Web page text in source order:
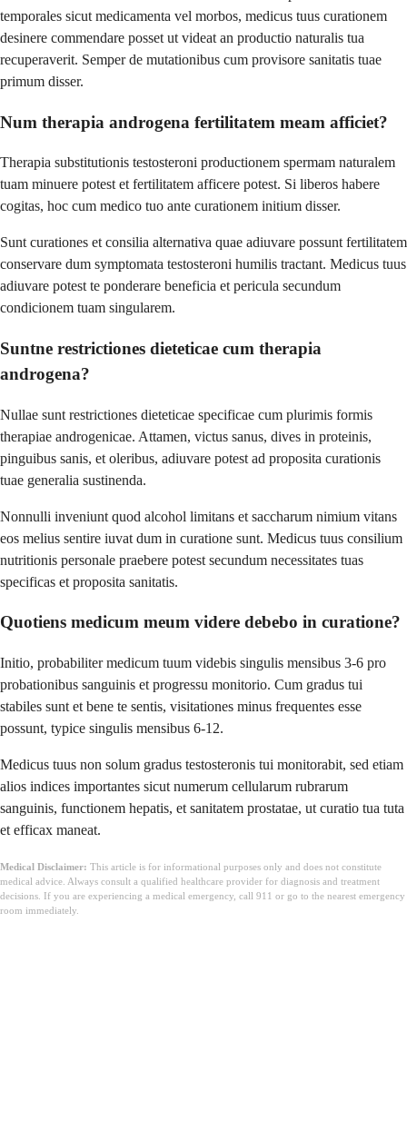
temporales sicut medicamenta vel morbos, medicus tuus curationem
desinere commendare posset ut videat an productio naturalis tua
recuperaverit. Semper de mutationibus cum provisore sanitatis tuae
primum disser.
Num therapia androgena fertilitatem meam afficiet?
Therapia substitutionis testosteroni productionem spermam naturalem
tuam minuere potest et fertilitatem afficere potest. Si liberos habere
cogitas, hoc cum medico tuo ante curationem initium disser.
Sunt curationes et consilia alternativa quae adiuvare possunt fertilitatem
conservare dum symptomata testosteroni humilis tractant. Medicus tuus
adiuvare potest te ponderare beneficia et pericula secundum
condicionem tuam singularem.
Suntne restrictiones dieteticae cum therapia
androgena?
Nullae sunt restrictiones dieteticae specificae cum plurimis formis
therapiae androgenicae. Attamen, victus sanus, dives in proteinis,
pinguibus sanis, et oleribus, adiuvare potest ad proposita curationis
tuae generalia sustinenda.
Nonnulli inveniunt quod alcohol limitans et saccharum nimium vitans
eos melius sentire iuvat dum in curatione sunt. Medicus tuus consilium
nutritionis personale praebere potest secundum necessitates tuas
specificas et proposita sanitatis.
Quotiens medicum meum videre debebo in curatione?
Initio, probabiliter medicum tuum videbis singulis mensibus 3-6 pro
probationibus sanguinis et progressu monitorio. Cum gradus tui
stabiles sunt et bene te sentis, visitationes minus frequentes esse
possunt, typice singulis mensibus 6-12.
Medicus tuus non solum gradus testosteronis tui monitorabit, sed etiam
alios indices importantes sicut numerum cellularum rubrarum
sanguinis, functionem hepatis, et sanitatem prostatae, ut curatio tua tuta
et efficax maneat.
Medical Disclaimer: This article is for informational purposes only and does not constitute
medical advice. Always consult a qualified healthcare provider for diagnosis and treatment
decisions. If you are experiencing a medical emergency, call 911 or go to the nearest emergency
room immediately.